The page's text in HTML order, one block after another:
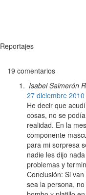
Reportajes
19 comentarios
Isabel Salmerón
27 diciembre
He decir que
cosas, no se
realidad. En la
componente
para mi sorpresa
nadie les dijo
problemas y
Conclusión: Si
sea la persona,